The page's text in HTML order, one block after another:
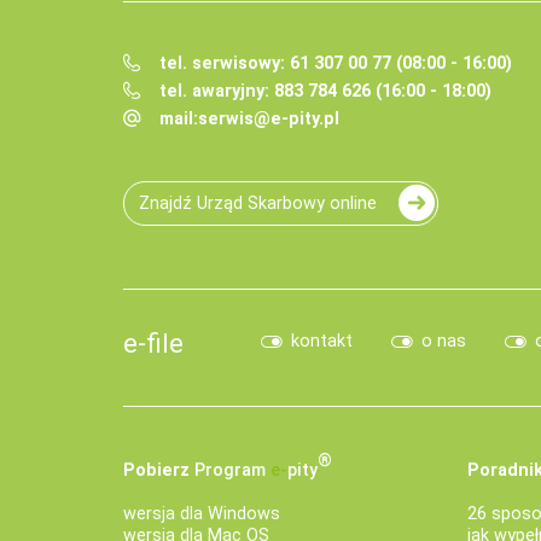
tel. serwisowy: 61 307 00 77 (08:00 - 16:00)
tel. awaryjny: 883 784 626 (16:00 - 18:00)
mail:serwis@e-pity.pl
Znajdź Urząd Skarbowy online
e-file kontakt o nas
Pobierz Program e‑pity®
wersja dla Windows
wersja dla Mac OS
26
jak